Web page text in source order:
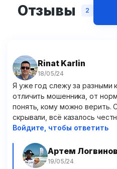
Отзывы 2
Rinat Karlin
Я уже год слежу за разными
отличить мошенника, от
понять, кому можно верить.
скрывали, всё казалось
Войдите, чтобы ответить
Артем Логвинов